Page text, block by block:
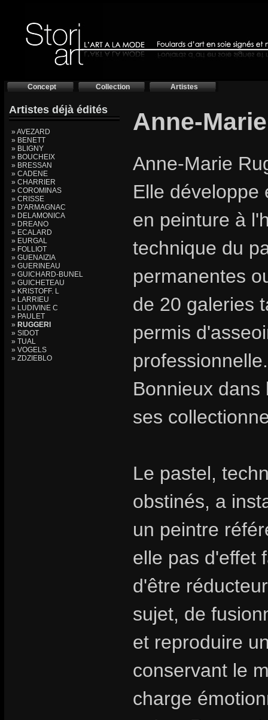
Concept Collection Artistes
Artistes déjà édités
» AVEZARD
» BENETT
» BLIGNY
» BOUCHEIX
» BRESSAN
» CADENE
» CHARRIER
» COROMINAS
» CRISSE
» D'ARMAGNAC
» DELAMONICA
» DREANO
» ECALARD
» EURGAL
» FOLLIOT
» GUENAIZIA
» GUERINEAU
» GUICHARD-BUNEL
» GUICHETEAU
» KRISTOFF. L
» LARRIEU
» LUDIVINE C
» PAULET
» RUGGERI
» SIDOT
» TUAL
» VOGELS
» ZDZIEBLO
Anne-
Anne-Marie
Elle développe
en peinture à
technique du
permanentes
de 20 galeries
permis
Bonnieux dans
ses
Le pastel,
obstinés, a
un peintre
elle pas d'effet
d'être
sujet, de
et reproduire
conservant le
charge